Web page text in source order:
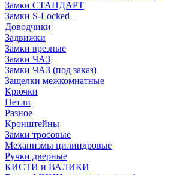
Замки СТАНДАРТ
Замки S-Locked
Доводчики
Задвижки
Замки врезные
Замки ЧАЗ
Замки ЧАЗ (под заказ)
Защелки межкомнатные
Крючки
Петли
Разное
Кронштейны
Замки тросовые
Механизмы цилиндровые
Ручки дверные
КИСТИ и ВАЛИКИ